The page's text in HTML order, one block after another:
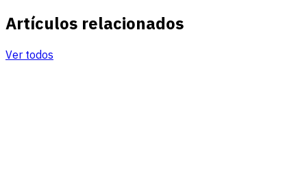
Artículos relacionados
Ver todos